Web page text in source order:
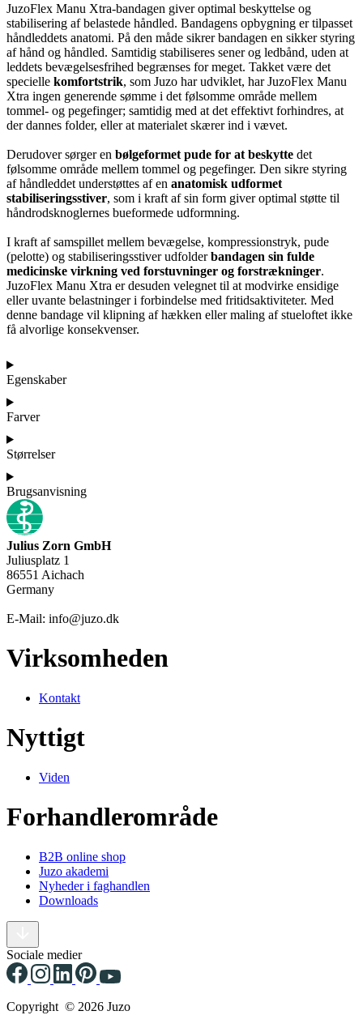
JuzoFlex Manu Xtra-bandagen giver optimal beskyttelse og
stabilisering af belastede håndled. Bandagens opbygning er tilpasset
håndleddets anatomi. På den måde sikrer bandagen en sikker styring
af hånd og håndled. Samtidig stabiliseres sener og ledbånd, uden at
leddets bevægelsesfrihed begrænses for meget. Takket være det
specielle komfortstrik, som Juzo har udviklet, har JuzoFlex Manu
Xtra ingen generende sømme i det følsomme område mellem
tommel- og pegefinger; samtidig med at det effektivt forhindres, at
der dannes folder, eller at materialet skærer ind i vævet.
Derudover sørger en bølgeformet pude for at beskytte det
følsomme område mellem tommel og pegefinger. Den sikre styring
af håndleddet understøttes af en anatomisk udformet
stabiliseringsstiver, som i kraft af sin form giver optimal støtte til
håndrodsknoglernes bueformede udformning.
I kraft af samspillet mellem bevægelse, kompressionstryk, pude
(pelotte) og stabiliseringsstiver udfolderbandagen sin fulde
medicinske virkning ved forstuvninger og forstrækninger.
JuzoFlex Manu Xtra er desuden velegnet til at modvirke ensidige
eller uvante belastninger i forbindelse med fritidsaktiviteter. Med
denne bandage vil klipning af hækken eller maling af stueloftet ikke
få alvorlige konsekvenser.
Egenskaber
Farver
Størrelser
Brugsanvisning
Julius Zorn GmbH
Juliusplatz 1
86551 Aichach
Germany
E-Mail: info@juzo.dk
Virksomheden
Kontakt
Nyttigt
Viden
Forhandlerområde
B2B online shop
Juzo akademi
Nyheder i faghandlen
Downloads
Sociale medier
Copyright © 2026 Juzo